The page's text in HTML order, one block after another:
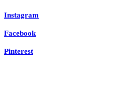
Instagram
Facebook
Pinterest